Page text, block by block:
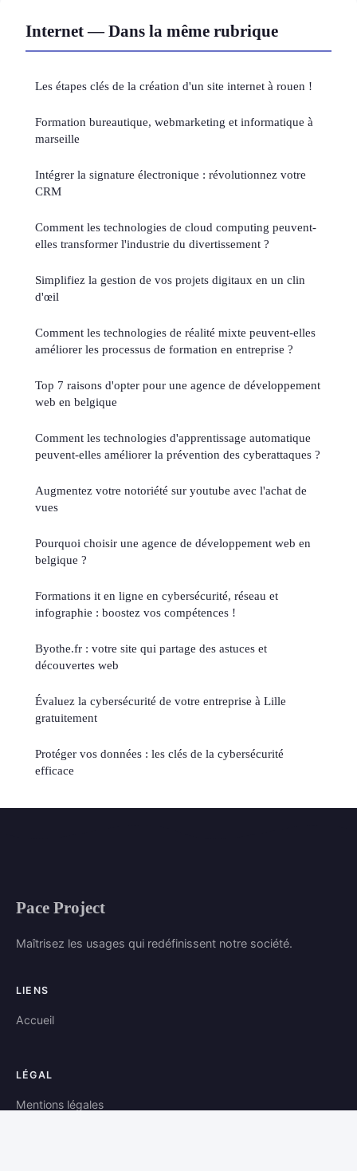
Internet — Dans la même rubrique
Les étapes clés de la création d'un site internet à rouen !
Formation bureautique, webmarketing et informatique à
marseille
Intégrer la signature électronique : révolutionnez votre
CRM
Comment les technologies de cloud computing peuvent-
elles transformer l'industrie du divertissement ?
Simplifiez la gestion de vos projets digitaux en un clin
d'œil
Comment les technologies de réalité mixte peuvent-elles
améliorer les processus de formation en entreprise ?
Top 7 raisons d'opter pour une agence de développement
web en belgique
Comment les technologies d'apprentissage automatique
peuvent-elles améliorer la prévention des cyberattaques ?
Augmentez votre notoriété sur youtube avec l'achat de
vues
Pourquoi choisir une agence de développement web en
belgique ?
Formations it en ligne en cybersécurité, réseau et
infographie : boostez vos compétences !
Byothe.fr : votre site qui partage des astuces et
découvertes web
Évaluez la cybersécurité de votre entreprise à Lille
gratuitement
Protéger vos données : les clés de la cybersécurité
efficace
Pace Project
Maîtrisez les usages qui redéfinissent notre société.
LIENS
Accueil
LÉGAL
Mentions légales